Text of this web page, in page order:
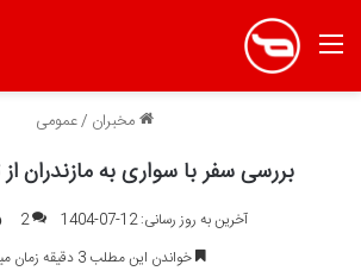
منو
مخبران /عمومی
بررسی سفر با سواری به مازندران
آخرین به روز رسانی: 12-07-1404 2
خواندن این مطلب 3 دقیقه زمان میبرد